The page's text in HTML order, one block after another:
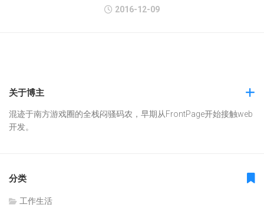
2016-12-09
关于博主
混迹于南方游戏圈的全栈闷骚码农，早期从FrontPage开始接触web
开发。
分类
工作生活